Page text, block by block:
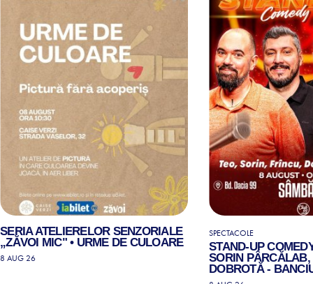
SERIA ATELIERELOR SENZORIALE
„ZĂVOI MIC" • URME DE CULOARE
8 AUG 26
SPECTACOLE
STAND-UP
SORIN PÂRCĂLAB,
DOBROTĂ -